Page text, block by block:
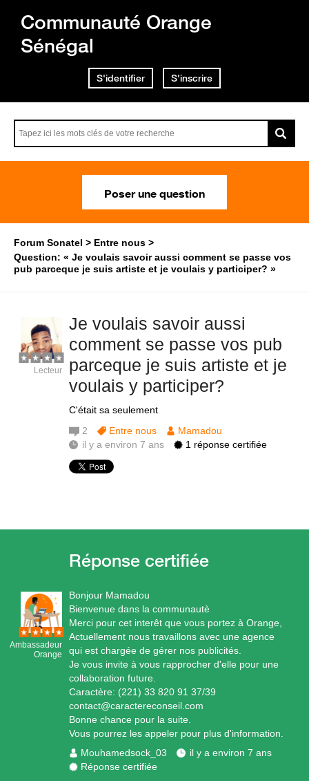
Communauté Orange
Sénégal
S'identifier S'inscrire
Poser une question
Forum Sonatel
Entre nous
Question: « Je voulais savoir aussi comment se passe vos
pub parceque je suis artiste et je voulais y participer? »
Je voulais savoir aussi
comment se passe vos pub
parceque je suis artiste et je
voulais y participer?
C'était sa seulement
Lecteur
2 Entre nous
Mamadou
il y a environ 7 ans
1 réponse certifiée
Ambassadeur
Orange
Bonjour Mamadou
Bienvenue dans la communautè
Merci pour cet interêt que vous portez à Orange,
Actuellement nous travaillons avec une agence
qui est chargée de gérer nos publicités.
Je vous invite à vous rapprocher d'elle pour une
collaboration future.
Caractère: (221) 33 820 91 37/39
contact@caractereconseil.com
Bonne chance pour la suite.
Vous pourrez les appeler pour plus d'information.
Mouhamedsock_03
il y a environ 7 ans
Réponse certifiée